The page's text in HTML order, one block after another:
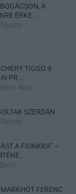
A
ÉRKE...
Riasztó
TIGGO 9
PR...
Barta Autó
SZERDÁN
Riasztó
A FIUNKRA” –
FERENC